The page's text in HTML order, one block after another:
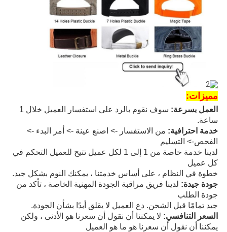
مميزات:
العمل بسرعة:
سوف نقوم بالرد على استفسار العميل خلال 1
ساعة.
خدمة احترافية: من الاستفسار -> اصنع عينة -> أمر البدء ->
الفحص-> التسليم
لدينا خدمة خاصة من 1 إلى 1 لكل عميل تتيح للعميل التحكم في
كل عميل
خطوة في النظام ، على أساس خدمتنا ، يمكنك النوم بشكل جيد.
جودة جيدة: لدينا فريق مراقبة الجودة المهنية الخاصة ، تأكد من
جودة الطلب
جيد تمامًا قبل الشحن. دع العميل لا يقلق أبدًا بشأن الجودة.
السعر التنافسي: لا يمكننا أن نقول أن سعرنا هو الأدنى ، ولكن
يمكننا أن نقول أن سعرنا هو ما هو العميل